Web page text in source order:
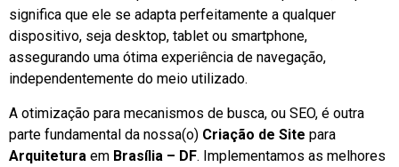
significa que ele se adapta perfeitamente a qualquer
dispositivo, seja desktop, tablet ou smartphone,
assegurando uma ótima experiência de navegação,
independentemente do meio utilizado.
A otimização para mecanismos de busca, ou SEO, é outra
parte fundamental da nossa(o) Criação de Site para
Arquitetura em Brasília – DF. Implementamos as melhores